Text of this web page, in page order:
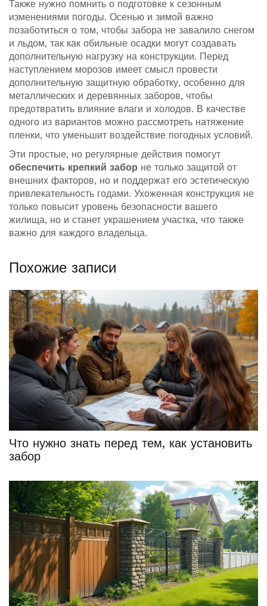
Также нужно помнить о подготовке к сезонным
изменениями погоды. Осенью и зимой важно
позаботиться о том, чтобы забора не завалило снегом
и льдом, так как обильные осадки могут создавать
дополнительную нагрузку на конструкции. Перед
наступлением морозов имеет смысл провести
дополнительную защитную обработку, особенно для
металлических и деревянных заборов, чтобы
предотвратить влияние влаги и холодов. В качестве
одного из вариантов можно рассмотреть натяжение
пленки, что уменьшит воздействие погодных условий.
Эти простые, но регулярные действия помогут
обеспечить крепкий забор не только защитой от
внешних факторов, но и поддержат его эстетическую
привлекательность годами. Ухоженная конструкция не
только повысит уровень безопасности вашего
жилища, но и станет украшением участка, что также
важно для каждого владельца.
Похожие записи
Что нужно знать перед тем, как установить
забор